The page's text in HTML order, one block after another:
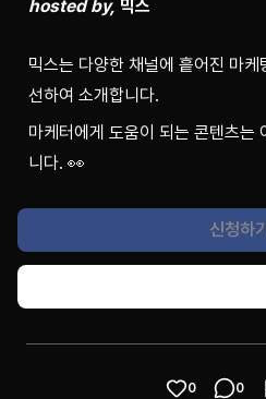
hosted by, 믹스
믹스는 다양한 채널에 흩어진 마
선하여 소개합니다.
마케터에게 도움이 되는 콘텐츠는
니다. 👀
신청하기
0 0